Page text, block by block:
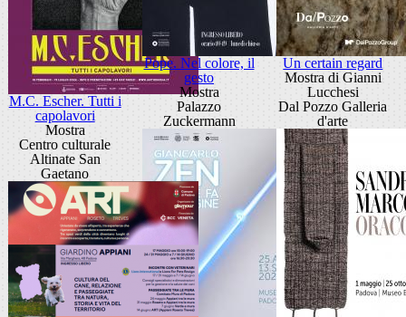
M.C. Escher. Tutti i
capolavori
Mostra
Centro culturale
Altinate San
Gaetano
Pope. Nel colore, il
gesto
Mostra
Palazzo
Zuckermann
Un certain regard
Mostra di Gianni
Lucchesi
Dal Pozzo Galleria
d'arte